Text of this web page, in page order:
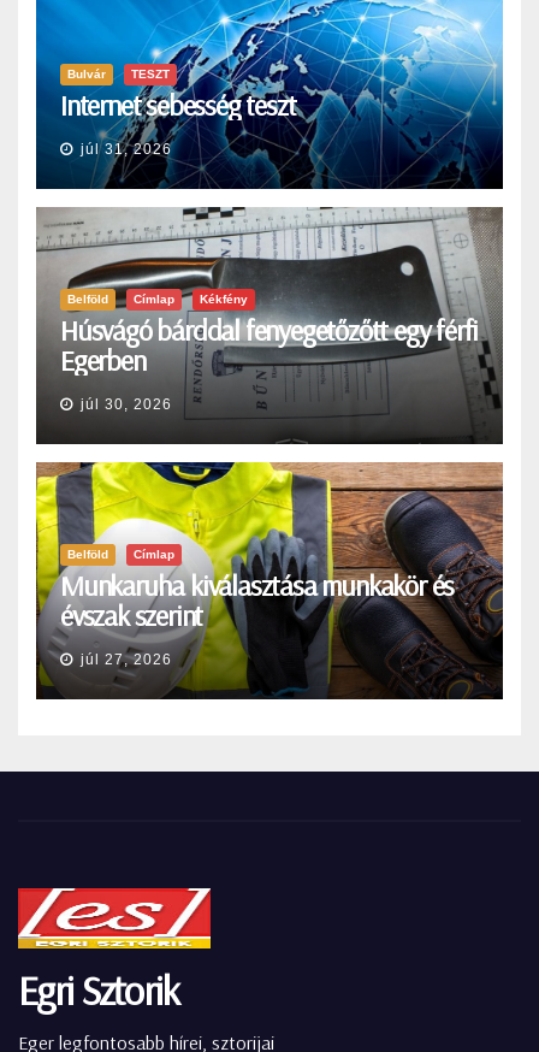
Bulvár TESZT
Internet sebesség teszt
júl 31, 2026
Belföld Címlap Kékfény
Húsvágó bárddal fenyegetőzőtt egy férfi
Egerben
júl 30, 2026
Belföld Címlap
Munkaruha kiválasztása munkakör és
évszak szerint
júl 27, 2026
Egri Sztorik
Eger legfontosabb hírei, sztorijai